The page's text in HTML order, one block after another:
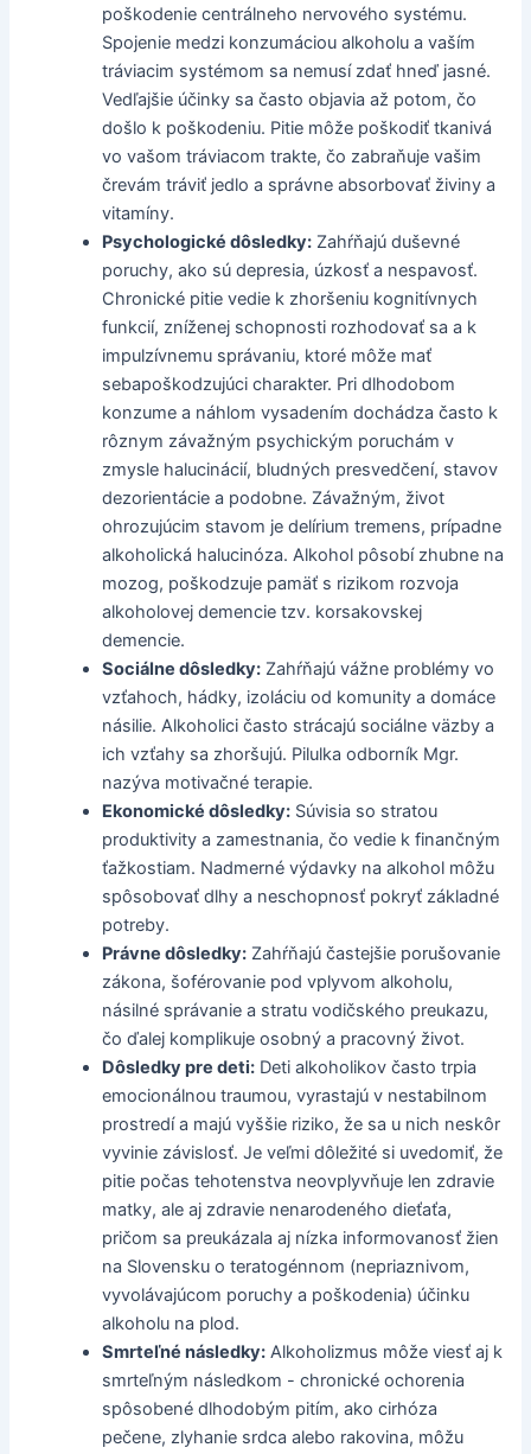
poškodenie centrálneho nervového systému.
Spojenie medzi konzumáciou alkoholu a vaším
tráviacim systémom sa nemusí zdať hneď jasné.
Vedľajšie účinky sa často objavia až potom, čo
došlo k poškodeniu. Pitie môže poškodiť tkanivá
vo vašom tráviacom trakte, čo zabraňuje vašim
črevám tráviť jedlo a správne absorbovať živiny a
vitamíny.
Psychologické dôsledky: Zahŕňajú duševné
poruchy, ako sú depresia, úzkosť a nespavosť.
Chronické pitie vedie k zhoršeniu kognitívnych
funkcií, zníženej schopnosti rozhodovať sa a k
impulzívnemu správaniu, ktoré môže mať
sebapoškodzujúci charakter. Pri dlhodobom
konzume a náhlom vysadením dochádza často k
rôznym závažným psychickým poruchám v
zmysle halucinácií, bludných presvedčení, stavov
dezorientácie a podobne. Závažným, život
ohrozujúcim stavom je delírium tremens, prípadne
alkoholická halucinóza. Alkohol pôsobí zhubne na
mozog, poškodzuje pamäť s rizikom rozvoja
alkoholovej demencie tzv. korsakovskej
demencie.
Sociálne dôsledky: Zahŕňajú vážne problémy vo
vzťahoch, hádky, izoláciu od komunity a domáce
násilie. Alkoholici často strácajú sociálne väzby a
ich vzťahy sa zhoršujú. Pilulka odborník Mgr.
nazýva motivačné terapie.
Ekonomické dôsledky: Súvisia so stratou
produktivity a zamestnania, čo vedie k finančným
ťažkostiam. Nadmerné výdavky na alkohol môžu
spôsobovať dlhy a neschopnosť pokryť základné
potreby.
Právne dôsledky: Zahŕňajú častejšie porušovanie
zákona, šoférovanie pod vplyvom alkoholu,
násilné správanie a stratu vodičského preukazu,
čo ďalej komplikuje osobný a pracovný život.
Dôsledky pre deti: Deti alkoholikov často trpia
emocionálnou traumou, vyrastajú v nestabilnom
prostredí a majú vyššie riziko, že sa u nich neskôr
vyvinie závislosť. Je veľmi dôležité si uvedomiť, že
pitie počas tehotenstva neovplyvňuje len zdravie
matky, ale aj zdravie nenarodeného dieťaťa,
pričom sa preukázala aj nízka informovanosť žien
na Slovensku o teratogénnom (nepriaznivom,
vyvolávajúcom poruchy a poškodenia) účinku
alkoholu na plod.
Smrteľné následky: Alkoholizmus môže viesť aj k
smrteľným následkom - chronické ochorenia
spôsobené dlhodobým pitím, ako cirhóza
pečene, zlyhanie srdca alebo rakovina, môžu